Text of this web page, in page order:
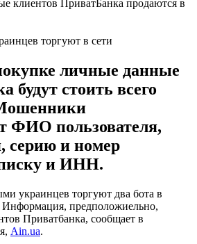
торгуют в сети
личные данные
будут стоить всего
ФИО пользователя,
серию и номер
и ИНН.
украинцев торгуют два бота в
Информация, предположиельно,
Приватбанка, сообщает в
Аin.ua.